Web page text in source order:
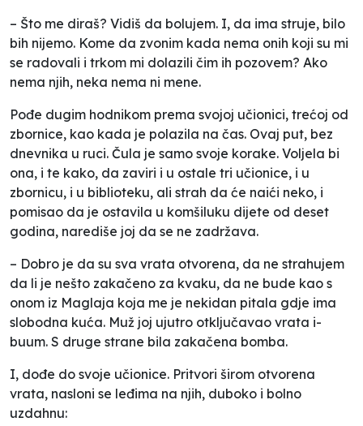
– Što me diraš? Vidiš da bolujem. I, da ima struje, bilo
bih nijemo. Kome da zvonim kada nema onih koji su mi
se radovali i trkom mi dolazili čim ih pozovem? Ako
nema njih, neka nema ni mene.
Pođe dugim hodnikom prema svojoj učionici, trećoj od
zbornice, kao kada je polazila na čas. Ovaj put, bez
dnevnika u ruci. Čula je samo svoje korake. Voljela bi
ona, i te kako, da zaviri i u ostale tri učionice, i u
zbornicu, i u biblioteku, ali strah da će naići neko, i
pomisao da je ostavila u komšiluku dijete od deset
godina, narediše joj da se ne zadržava.
– Dobro je da su sva vrata otvorena, da ne strahujem
da li je nešto zakačeno za kvaku, da ne bude kao s
onom iz Maglaja koja me je nekidan pitala gdje ima
slobodna kuća. Muž joj ujutro otključavao vrata i-
buum. S druge strane bila zakačena bomba.
I, dođe do svoje učionice. Pritvori širom otvorena
vrata, nasloni se leđima na njih, duboko i bolno
uzdahnu: